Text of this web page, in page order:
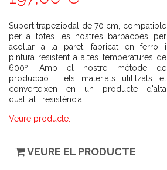
Suport trapeziodal de 70 cm, compatible
per a totes les nostres barbacoes per
acollar a la paret, fabricat en ferro i
pintura resistent a altes temperatures de
600º. Amb el nostre mètode de
producció i els materials utilitzats el
converteixen en un producte d'alta
qualitat i resistència
Veure producte...
VEURE EL PRODUCTE